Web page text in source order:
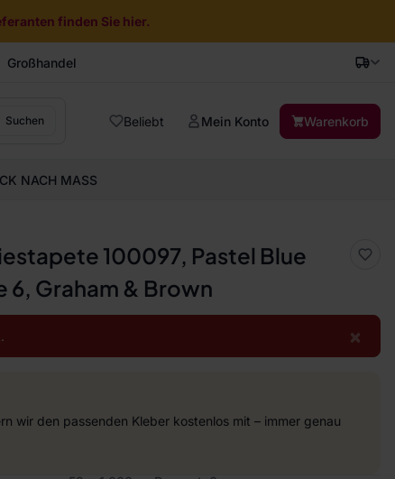
finden Sie hier.
Großhandel
Suchen Beliebt Mein Konto Warenkorb
NACH MASS
100097, Pastel Blue
6, Graham & Brown
×
wir den passenden Kleber kostenlos mit – immer genau